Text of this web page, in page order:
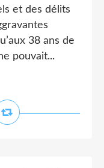
et des délits
38 ans de
pouvait...